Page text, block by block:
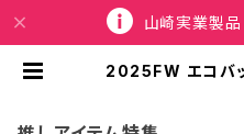
山崎実業製
2025FW エコバ
オ Chococat